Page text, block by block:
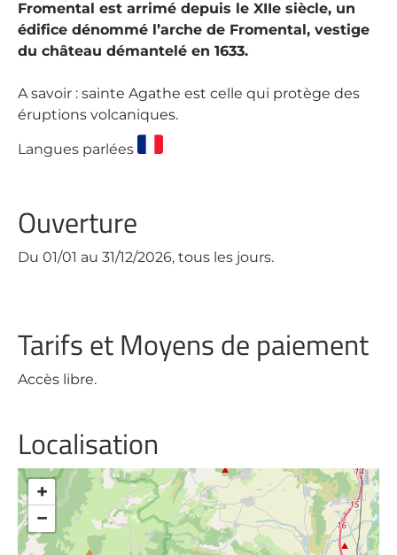
Fromental est arrimé depuis le XIIe siècle, un
édifice dénommé l’arche de Fromental, vestige
du château démantelé en 1633.
A savoir : sainte Agathe est celle qui protège des
éruptions volcaniques.
Langues parlées
Ouverture
Du 01/01 au 31/12/2026, tous les jours.
Tarifs et Moyens de paiement
Accès libre.
Localisation
+
−